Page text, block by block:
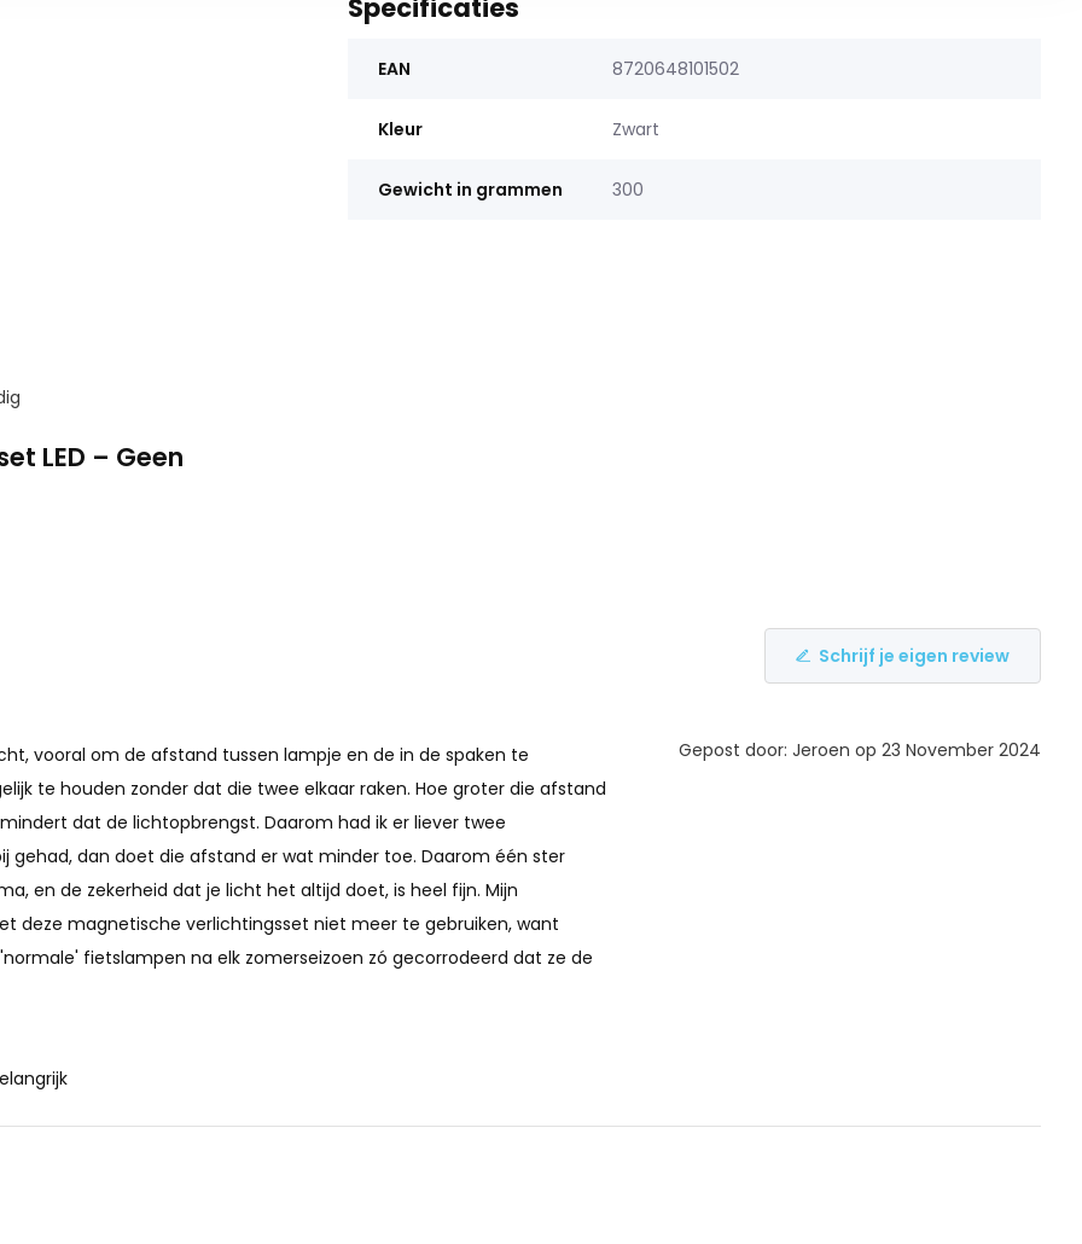
LED – Geen
daar bij helpen. Naast dat
Falkx kunt u de kosten van
Dit setje bestaat uit
Zo zit u nooit meer met
Doordat deze
is het een
fietsverlichting worden
in de spaken.
de verlichting altijd aan
Specificaties
EAN 8720648101502
Kleur Zwart
Gewicht in grammen 300
Schrijf je eigen review
vooral om de afstand tussen lampje en de in de spaken te
te houden zonder dat die twee elkaar raken. Hoe groter die afstand
dat de lichtopbrengst. Daarom had ik er liever twee
gehad, dan doet die afstand er wat minder toe. Daarom één ster
en de zekerheid dat je licht het altijd doet, is heel fijn. Mijn
deze magnetische verlichtingsset niet meer te gebruiken, want
fietslampen na elk zomerseizoen zó gecorrodeerd dat ze de
Gepost door: Jeroen op 23 November 2024